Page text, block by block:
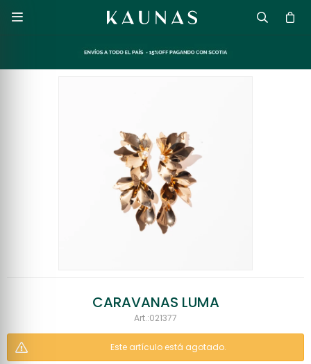

CARAVANAS LUMA
021377
Este artículo está agotado.